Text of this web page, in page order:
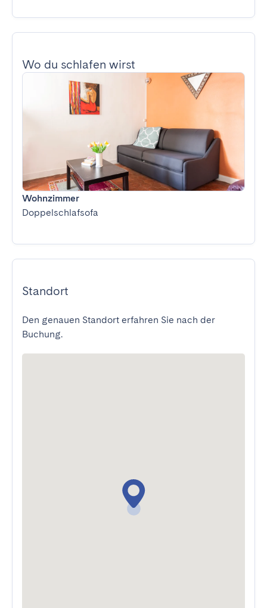
Wo du schlafen wirst
Wohnzimmer
Doppelschlafsofa
Standort
Den genauen Standort erfahren Sie nach der
Buchung.